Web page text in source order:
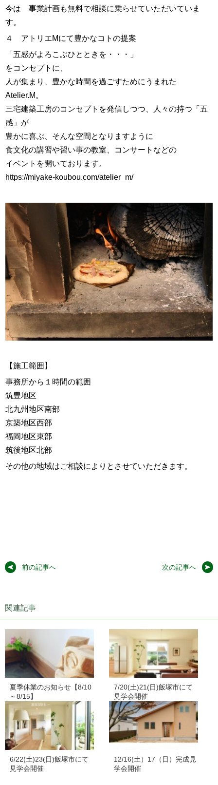
今は 事業計画も無料で相談に乗らせていただいていま
す。
４ アトリエMにて豊かなコトの提案
「五感がよろこぶひとときを・・・」
をコンセプトに、
人が集まり、豊かな時間を過ごすためにうまれた
Atelier.M。
三宅建築工房のコンセプトを発信しつつ、人々の持つ「五
感」が
豊かに喜ぶ、そんな空間となりますように
食文化の講習や習い事の教室、コンサートなどの
イベントを開いております。
https://miyake-koubou.com/atelier_m/
【施工範囲】
事務所から１時間の範囲
筑豊地区
北九州地区南部
京築地区西部
福岡地区東部
筑後地区北部
その他の地域はご相談によりとさせていただきます。
前の記事へ 次の記事へ
関連記事
夏季休業のお知らせ【8/10
～8/15】
7/20(土)21(日)飯塚市にて
見学会開催
6/22(土)23(日)飯塚市にて
見学会開催
12/16(土）17（日）完成見
学会開催